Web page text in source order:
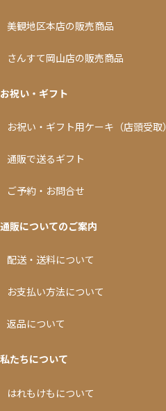
美観地区本店の販売商品
さんすて岡山店の販売商品
お祝い・ギフト
お祝い・ギフト用ケーキ（店頭受取）
通販で送るギフト
ご予約・お問合せ
通販についてのご案内
配送・送料について
お支払い方法について
返品について
私たちについて
はれもけもについて